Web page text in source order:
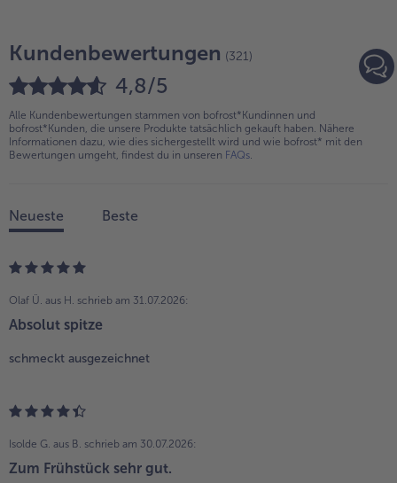
Kundenbewertungen (321)
4,8/5
Alle Kundenbewertungen stammen von bofrost*Kundinnen und
bofrost*Kunden, die unsere Produkte tatsächlich gekauft haben. Nähere
Informationen dazu, wie dies sichergestellt wird und wie bofrost* mit den
Bewertungen umgeht, findest du in unseren FAQs
Neueste Beste
Olaf Ü. aus H. schrieb am 31.07.2026:
Absolut spitze
schmeckt ausgezeichnet
Isolde G. aus B. schrieb am 30.07.2026:
Zum Frühstück sehr gut.